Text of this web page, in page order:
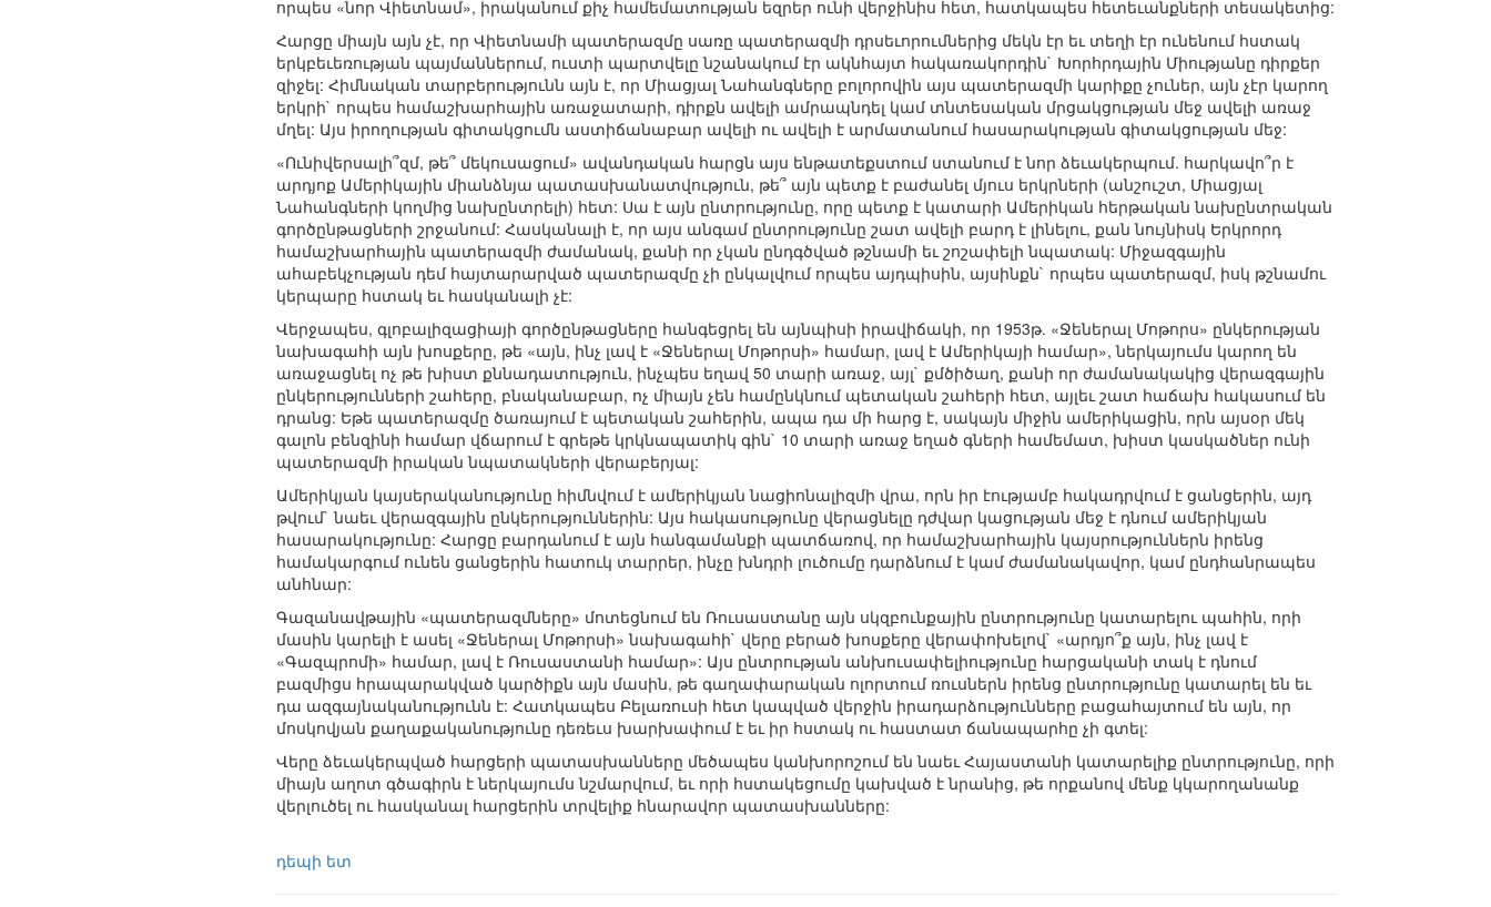
որպես «նոր Վիետնամ», իրականում քիչ համեմատության եզրեր ունի վերջինիս հետ, հատկապես հետեւանքների տեսակետից:
Հարցը միայն այն չէ, որ Վիետնամի պատերազմը սառը պատերազմի դրսեւորումներից մեկն էր եւ տեղի էր ունենում հստակ
երկբեւեռության պայմաններում, ուստի պարտվելը նշանակում էր ակնհայտ հակառակորդին` Խորհրդային Միությանը դիրքեր
զիջել: Հիմնական տարբերությունն այն է, որ Միացյալ Նահանգները բոլորովին այս պատերազմի կարիքը չուներ, այն չէր կարող
երկրի` որպես համաշխարհային առաջատարի, դիրքն ավելի ամրապնդել կամ տնտեսական մրցակցության մեջ ավելի առաջ
մղել: Այս իրողության գիտակցումն աստիճանաբար ավելի ու ավելի է արմատանում հասարակության գիտակցության մեջ:
«Ունիվերսալի՞զմ, թե՞ մեկուսացում» ավանդական հարցն այս ենթատեքստում ստանում է նոր ձեւակերպում. հարկավո՞ր է
արդյոք Ամերիկային միանձնյա պատասխանատվություն, թե՞ այն պետք է բաժանել մյուս երկրների (անշուշտ, Միացյալ
Նահանգների կողմից նախընտրելի) հետ: Սա է այն ընտրությունը, որը պետք է կատարի Ամերիկան հերթական նախընտրական
գործընթացների շրջանում: Հասկանալի է, որ այս անգամ ընտրությունը շատ ավելի բարդ է լինելու, քան նույնիսկ Երկրորդ
համաշխարհային պատերազմի ժամանակ, քանի որ չկան ընդգծված թշնամի եւ շոշափելի նպատակ: Միջազգային
ահաբեկչության դեմ հայտարարված պատերազմը չի ընկալվում որպես այդպիսին, այսինքն` որպես պատերազմ, իսկ թշնամու
կերպարը հստակ եւ հասկանալի չէ:
Վերջապես, գլոբալիզացիայի գործընթացները հանգեցրել են այնպիսի իրավիճակի, որ 1953թ. «Ջեներալ Մոթորս» ընկերության
նախագահի այն խոսքերը, թե «այն, ինչ լավ է «Ջեներալ Մոթորսի» համար, լավ է Ամերիկայի համար», ներկայումս կարող են
առաջացնել ոչ թե խիստ քննադատություն, ինչպես եղավ 50 տարի առաջ, այլ` քմծիծաղ, քանի որ ժամանակակից վերազգային
ընկերությունների շահերը, բնականաբար, ոչ միայն չեն համընկնում պետական շահերի հետ, այլեւ շատ հաճախ հակասում են
դրանց: Եթե պատերազմը ծառայում է պետական շահերին, ապա դա մի հարց է, սակայն միջին ամերիկացին, որն այսօր մեկ
գալոն բենզինի համար վճարում է գրեթե կրկնապատիկ գին` 10 տարի առաջ եղած գների համեմատ, խիստ կասկածներ ունի
պատերազմի իրական նպատակների վերաբերյալ:
Ամերիկյան կայսերականությունը հիմնվում է ամերիկյան նացիոնալիզմի վրա, որն իր էությամբ հակադրվում է ցանցերին, այդ
թվում` նաեւ վերազգային ընկերություններին: Այս հակասությունը վերացնելը դժվար կացության մեջ է դնում ամերիկյան
հասարակությունը: Հարցը բարդանում է այն հանգամանքի պատճառով, որ համաշխարհային կայսրություններն իրենց
համակարգում ունեն ցանցերին հատուկ տարրեր, ինչը խնդրի լուծումը դարձնում է կամ ժամանակավոր, կամ ընդհանրապես
անհնար:
Գազանավթային «պատերազմները» մոտեցնում են Ռուսաստանը այն սկզբունքային ընտրությունը կատարելու պահին, որի
մասին կարելի է ասել «Ջեներալ Մոթորսի» նախագահի` վերը բերած խոսքերը վերափոխելով` «արդյո՞ք այն, ինչ լավ է
«Գազպրոմի» համար, լավ է Ռուսաստանի համար»: Այս ընտրության անխուսափելիությունը հարցականի տակ է դնում
բազմիցս հրապարակված կարծիքն այն մասին, թե գաղափարական ոլորտում ռուսներն իրենց ընտրությունը կատարել են եւ
դա ազգայնականությունն է: Հատկապես Բելառուսի հետ կապված վերջին իրադարձությունները բացահայտում են այն, որ
մոսկովյան քաղաքականությունը դեռեւս խարխափում է եւ իր հստակ ու հաստատ ճանապարհը չի գտել:
Վերը ձեւակերպված հարցերի պատասխանները մեծապես կանխորոշում են նաեւ Հայաստանի կատարելիք ընտրությունը, որի
միայն աղոտ գծագիրն է ներկայումս նշմարվում, եւ որի հստակեցումը կախված է նրանից, թե որքանով մենք կկարողանանք
վերլուծել ու հասկանալ հարցերին տրվելիք հնարավոր պատասխանները:
դեպի ետ